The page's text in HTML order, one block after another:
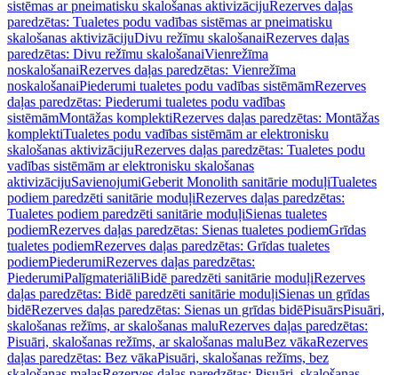
sistēmas ar pneimatisku skalošanas aktivizācijuRezerves daļas
paredzētas: Tualetes podu vadības sistēmas ar pneimatisku
skalošanas aktivizācijuDivu režīmu skalošanaiRezerves daļas
paredzētas: Divu režīmu skalošanaiVienrežīma
noskalošanaiRezerves daļas paredzētas: Vienrežīma
noskalošanaiPiederumi tualetes podu vadības sistēmāmRezerves
daļas paredzētas: Piederumi tualetes podu vadības
sistēmāmMontāžas komplektiRezerves daļas paredzētas: Montāžas
komplektiTualetes podu vadības sistēmām ar elektronisku
skalošanas aktivizācijuRezerves daļas paredzētas: Tualetes podu
vadības sistēmām ar elektronisku skalošanas
aktivizācijuSavienojumiGeberit Monolith sanitārie moduļiTualetes
podiem paredzēti sanitārie moduļiRezerves daļas paredzētas:
Tualetes podiem paredzēti sanitārie moduļiSienas tualetes
podiemRezerves daļas paredzētas: Sienas tualetes podiemGrīdas
tualetes podiemRezerves daļas paredzētas: Grīdas tualetes
podiemPiederumiRezerves daļas paredzētas:
PiederumiPalīgmateriāliBidē paredzēti sanitārie moduļiRezerves
daļas paredzētas: Bidē paredzēti sanitārie moduļiSienas un grīdas
bidēRezerves daļas paredzētas: Sienas un grīdas bidēPisuārsPisuāri,
skalošanas režīms, ar skalošanas maluRezerves daļas paredzētas:
Pisuāri, skalošanas režīms, ar skalošanas maluBez vākaRezerves
daļas paredzētas: Bez vākaPisuāri, skalošanas režīms, bez